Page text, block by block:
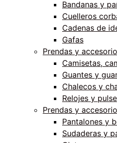
Bandanas y
Cuelleros
Cadenas de
Gafas
Prendas y
Camisetas,
Guantes y
Chalecos y
Relojes y
Prendas y
Pantalones y
Sudaderas y